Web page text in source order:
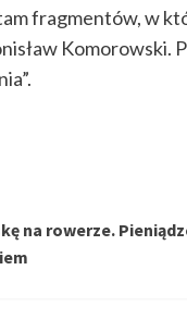
fragmentów, w
Komorowski.
na rowerze.